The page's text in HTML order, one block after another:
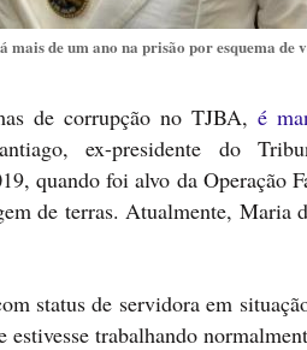
de um ano na prisão por esquema de
de corrupção no TJBA, é
ex-presidente do
quando foi alvo da Operação
de terras. Atualmente, Maria
status de servidora em
estivesse trabalhando